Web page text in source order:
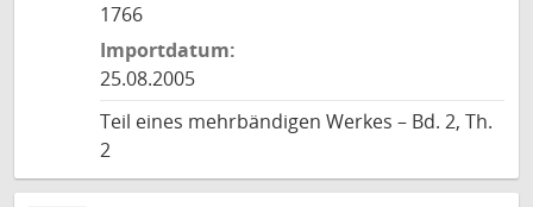
1766
Importdatum:
25.08.2005
Teil eines mehrbändigen Werkes – Bd. 2, Th.
2